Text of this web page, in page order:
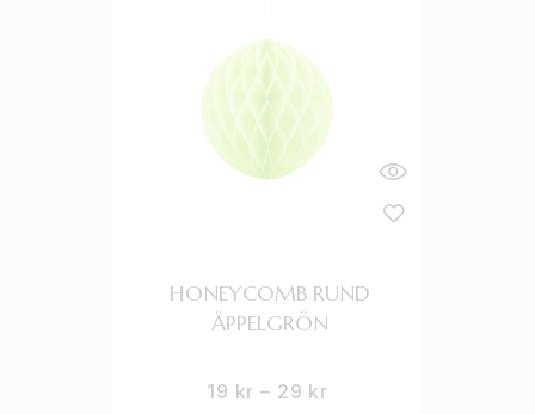
HONEYCOMB RUND
ÄPPELGRÖN
19 kr – 29 kr